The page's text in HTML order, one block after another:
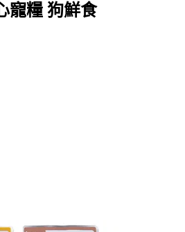
寵糧 狗鮮食